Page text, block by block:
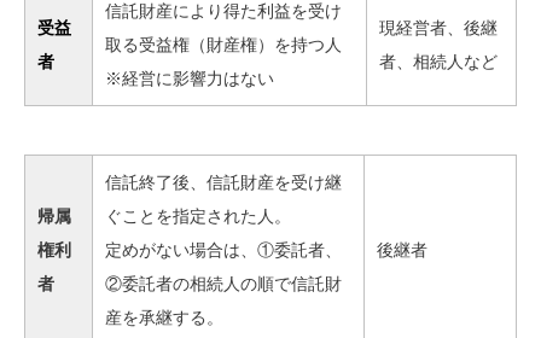
受益
者
信託財産により得た利益を受け
取る受益権（財産権）を持つ人
※経営に影響力はない
現経営者、後継
者、相続人など
帰属
権利
者
信託終了後、信託財産を受け継
ぐことを指定された人。
定めがない場合は、①委託者、
②委託者の相続人の順で信託財
産を承継する。
後継者